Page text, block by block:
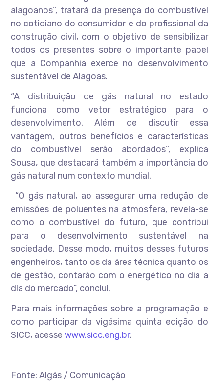
alagoanos”, tratará da presença do combustível
no cotidiano do consumidor e do profissional da
construção civil, com o objetivo de sensibilizar
todos os presentes sobre o importante papel
que a Companhia exerce no desenvolvimento
sustentável de Alagoas.
“A distribuição de gás natural no estado
funciona como vetor estratégico para o
desenvolvimento. Além de discutir essa
vantagem, outros benefícios e características
do combustível serão abordados”, explica
Sousa, que destacará também a importância do
gás natural num contexto mundial.
“O gás natural, ao assegurar uma redução de
emissões de poluentes na atmosfera, revela-se
como o combustível do futuro, que contribui
para o desenvolvimento sustentável na
sociedade. Desse modo, muitos desses futuros
engenheiros, tanto os da área técnica quanto os
de gestão, contarão com o energético no dia a
dia do mercado”, conclui.
Para mais informações sobre a programação e
como participar da vigésima quinta edição do
SICC, acessewww.sicc.eng.br.
Fonte: Algás / Comunicação